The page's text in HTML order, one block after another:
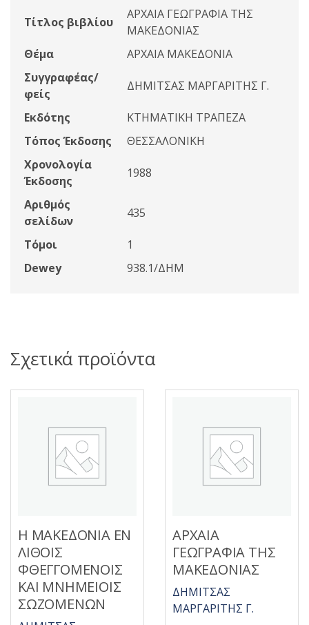
Τίτλος βιβλίου
ΑΡΧΑΙΑ ΓΕΩΓΡΑΦΙΑ ΤΗΣ
ΜΑΚΕΔΟΝΙΑΣ
Θέμα
ΑΡΧΑΙΑ ΜΑΚΕΔΟΝΙΑ
Συγγραφέας/
φείς
ΔΗΜΙΤΣΑΣ ΜΑΡΓΑΡΙΤΗΣ Γ.
Εκδότης
ΚΤΗΜΑΤΙΚΗ ΤΡΑΠΕΖΑ
Τόπος Έκδοσης
ΘΕΣΣΑΛΟΝΙΚΗ
Χρονολογία
Έκδοσης
1988
Αριθμός
σελίδων
435
Τόμοι
1
Dewey
938.1/ΔΗΜ
Σχετικά προϊόντα
Η ΜΑΚΕΔΟΝΙΑ ΕΝ
ΛΙΘΟΙΣ
ΦΘΕΓΓΟΜΕΝΟΙΣ
ΚΑΙ ΜΝΗΜΕΙΟΙΣ
ΣΩΖΟΜΕΝΩΝ
ΑΡΧΑΙΑ
ΓΕΩΓΡΑΦΙΑ ΤΗΣ
ΜΑΚΕΔΟΝΙΑΣ
ΔΗΜΙΤΣΑΣ
ΜΑΡΓΑΡΙΤΗΣ Γ.